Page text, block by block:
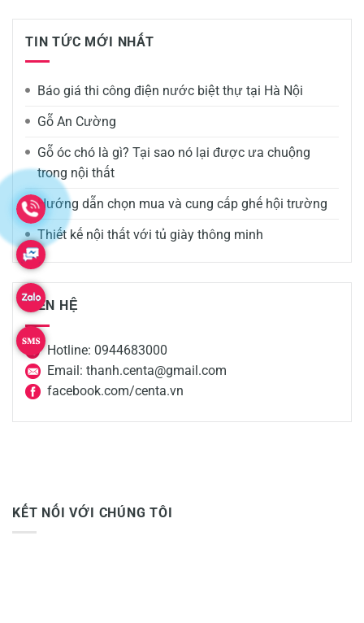
TIN TỨC MỚI NHẤT
Báo giá thi công điện nước biệt thự tại Hà Nội
Gỗ An Cường
Gỗ óc chó là gì? Tại sao nó lại được ưa chuộng
trong nội thất
Hướng dẫn chọn mua và cung cấp ghế hội trường
Thiết kế nội thất với tủ giày thông minh
LIÊN HỆ
Hotline: 0944683000
Email: thanh.centa@gmail.com
facebook.com/centa.vn
KẾT NỐI VỚI CHÚNG TÔI